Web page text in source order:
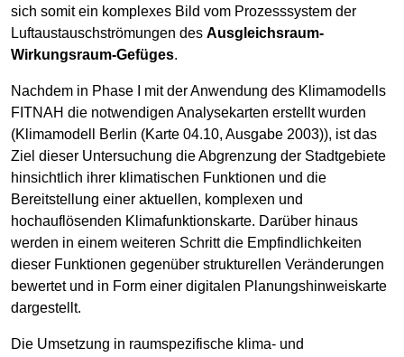
sich somit ein komplexes Bild vom Prozesssystem der
Luftaustauschströmungen des Ausgleichsraum-
Wirkungsraum-Gefüges.
Nachdem in Phase I mit der Anwendung des Klimamodells
FITNAH die notwendigen Analysekarten erstellt wurden
(Klimamodell Berlin (Karte 04.10, Ausgabe 2003)), ist das
Ziel dieser Untersuchung die Abgrenzung der Stadtgebiete
hinsichtlich ihrer klimatischen Funktionen und die
Bereitstellung einer aktuellen, komplexen und
hochauflösenden Klimafunktionskarte. Darüber hinaus
werden in einem weiteren Schritt die Empfindlichkeiten
dieser Funktionen gegenüber strukturellen Veränderungen
bewertet und in Form einer digitalen Planungshinweiskarte
dargestellt.
Die Umsetzung in raumspezifische klima- und